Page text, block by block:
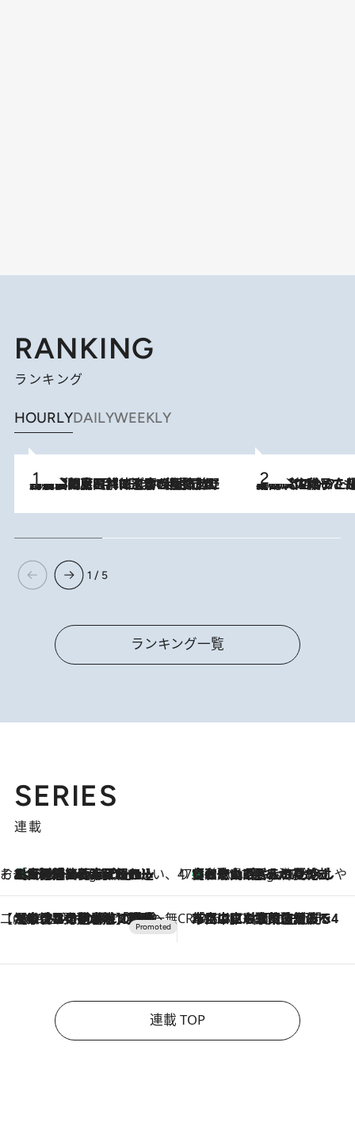
RANKING
ランキング
HOURLYDAILYWEEKLY
2026.8.8
「最後に見られてよかった」上野動物園の東園パンダ舎が解体前に特別公開。8月16日まで延長されたパネル展と共に辿る“半世紀”のパンダ飼育《解体工事の図面あり》 2026.8.5
【阿川佐和子さんの年とる力】なぜ70代で始めた趣味は“こんなに楽しい”のか？ ピアノ、俳句…スランプに陥っても続けられる“ある秘訣”とは
1 / 5
ランキング一覧
SERIES
連載
そおだよおこの関西おいしい、おやつ紀行
9 Hours Ago
［大阪府箕面市］一皿一皿目の前で仕上げられる、料理を巧みに組み込んだアシェットデセールコース「ミチル アシェット デセール（Michiru assiette dessert）」 47都道府県の手みやげ ひんやりスイーツで夏を満喫
9 Hours Ago
【和歌山県】この夏絶対食べたい 冷やしておいしいおやつ3選 みかんがごろっと丸ごと入ったジュレ
【CREA×星野リゾート】唯一無二。癒しと発見が待つ場所へ
2026.8.7
【トンボの足水浴】ヒノキの香りに包まれて涼感マックス！約13℃の湧水かけ流しを避暑地「星野温泉 トンボの湯」で体験 CREA'S CHOICE
2026.8.7
「立川にも歌舞伎があるんだよ」 片岡仁左衛門・市川中車ら豪華座組みで4年目の立川立飛歌舞伎へ
連載 TOP